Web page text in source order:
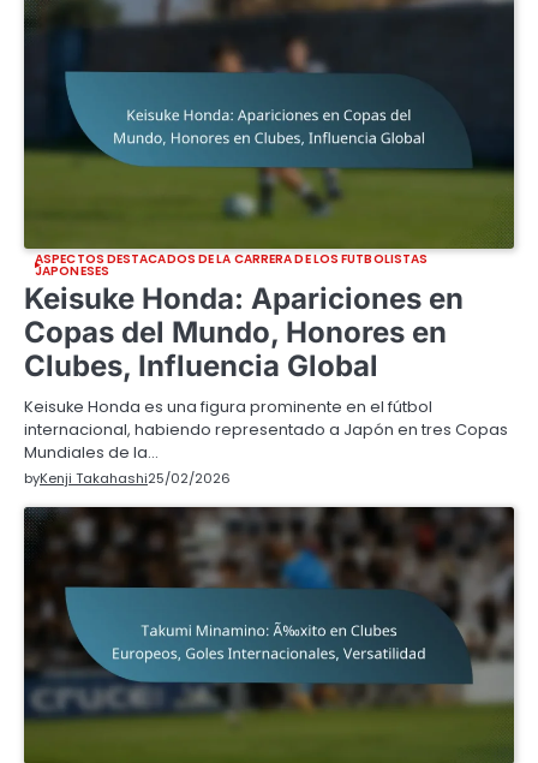
ASPECTOS DESTACADOS DE LA CARRERA DE LOS FUTBOLISTAS
JAPONESES
Keisuke Honda: Apariciones en
Copas del Mundo, Honores en
Clubes, Influencia Global
Keisuke Honda es una figura prominente en el fútbol
internacional, habiendo representado a Japón en tres Copas
Mundiales de la…
byKenji Takahashi25/02/2026